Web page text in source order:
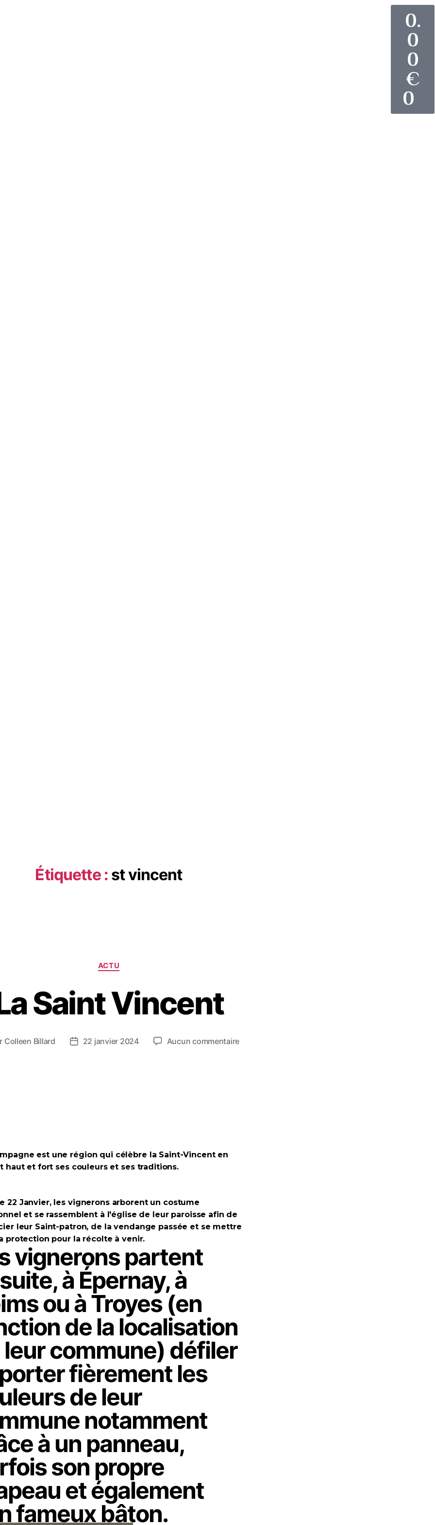
0.
0
0
€
0
Étiquette : st vincent
ACTU
Saint Vincent
Colleen Billard 22 janvier 2024 Aucun commentaire
est une région qui célèbre la Saint-Vincent en
haut et fort ses couleurs et ses traditions.
22 Janvier, les vigneronsarborent un costume
et se rassemblent à l'église de leur paroisse afin de
leur Saint-patron, de la vendange passée et se mettre
protection pour la récolte à venir.
vignerons partent
à Épernay, à
ou à Troyes (en
de la localisation
leur commune) défiler
fièrement les
de leur
notamment
à un panneau,
son propre
et également
fameux bâton.